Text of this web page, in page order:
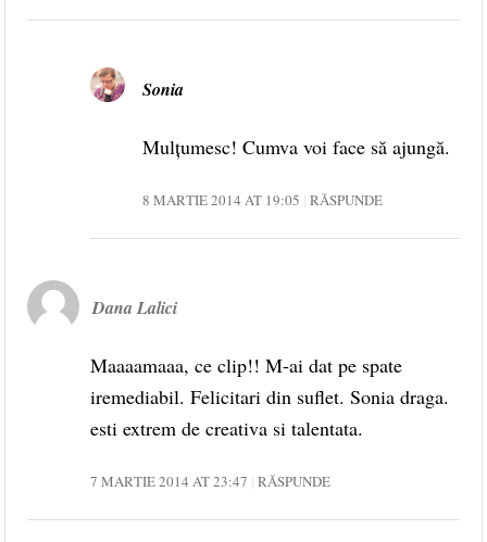
Sonia
Mulțumesc! Cumva voi face să ajungă.
8 MARTIE 2014 AT 19:05 RĂSPUNDE
Dana Lalici
Maaaamaaa, ce clip!! M-ai dat pe spate
iremediabil. Felicitari din suflet. Sonia draga.
esti extrem de creativa si talentata.
7 MARTIE 2014 AT 23:47 RĂSPUNDE